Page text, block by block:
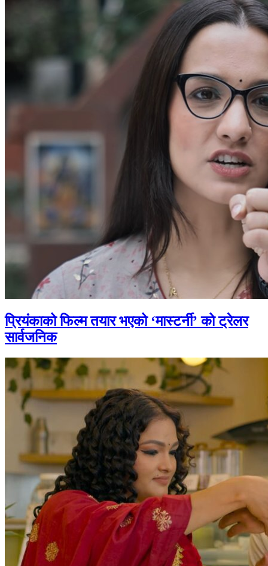
प्रियंकाको फिल्म तयार भएको ‘मास्टर्नी’ को ट्रेलर
सार्वजनिक